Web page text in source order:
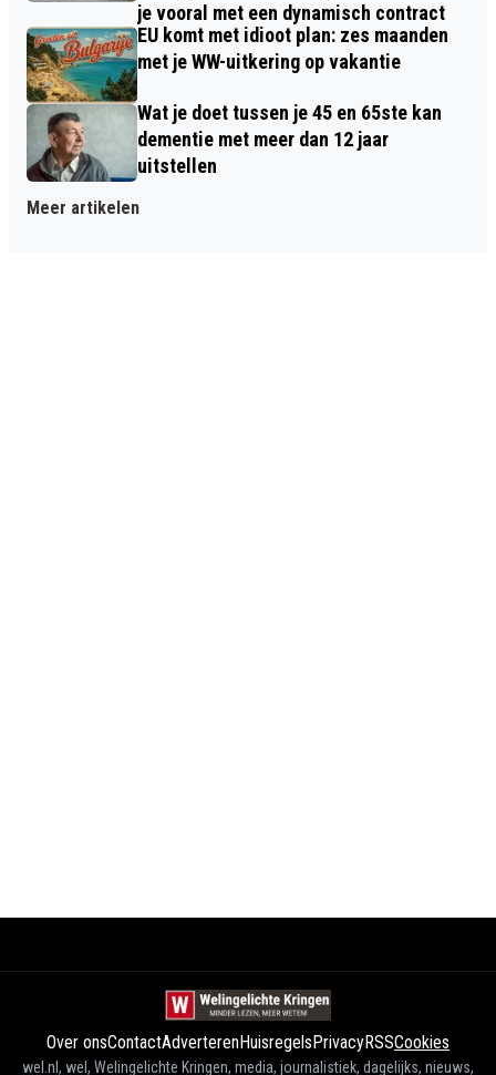
je vooral met een dynamisch contract
EU komt met idioot plan: zes maanden
met je WW-uitkering op vakantie
Wat je doet tussen je 45 en 65ste kan
dementie met meer dan 12 jaar
uitstellen
Meer artikelen
Over onsContactAdverterenHuisregels PrivacyRSSCookies
wel.nl, wel, Welingelichte Kringen, media, journalistiek, dagelijks, nieuws,